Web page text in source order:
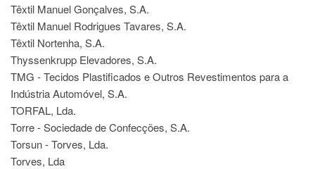
Têxtil Manuel Gonçalves, S.A.
Têxtil Manuel Rodrigues Tavares, S.A.
Têxtil Nortenha, S.A.
Thyssenkrupp Elevadores, S.A.
TMG - Tecidos Plastificados e Outros Revestimentos para a
Indústria Automóvel, S.A.
TORFAL, Lda.
Torre - Sociedade de Confecções, S.A.
Torsun - Torves, Lda.
Torves, Lda